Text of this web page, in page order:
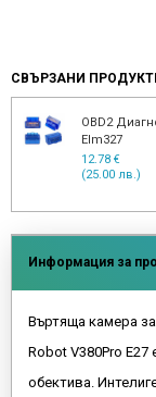
СВЪРЗАНИ
Информация за
Въртяща камера за
Robot V380Pro
обектива.